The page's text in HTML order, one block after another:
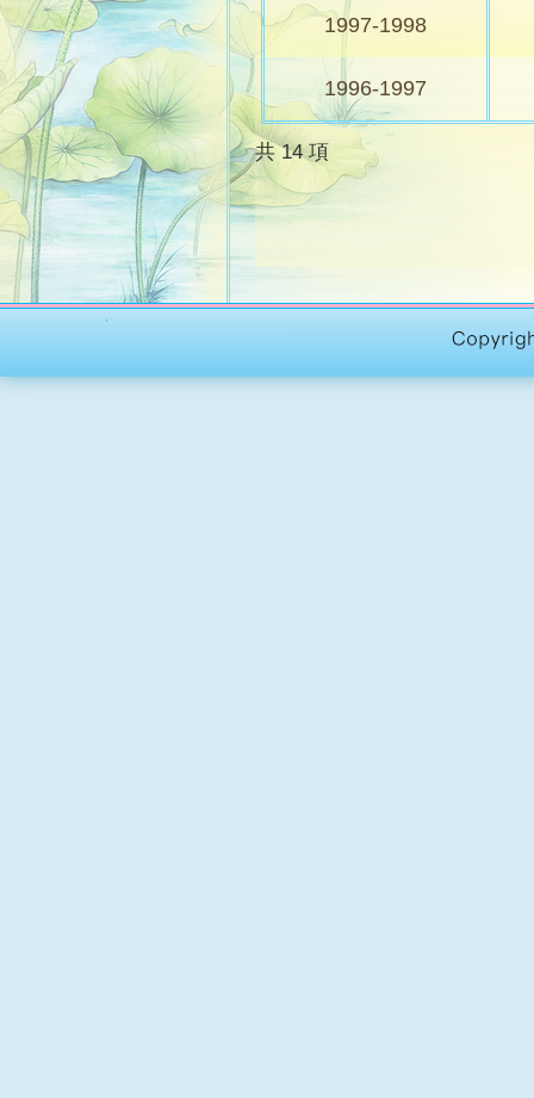
1997-1998
1996-1997
共 14 項